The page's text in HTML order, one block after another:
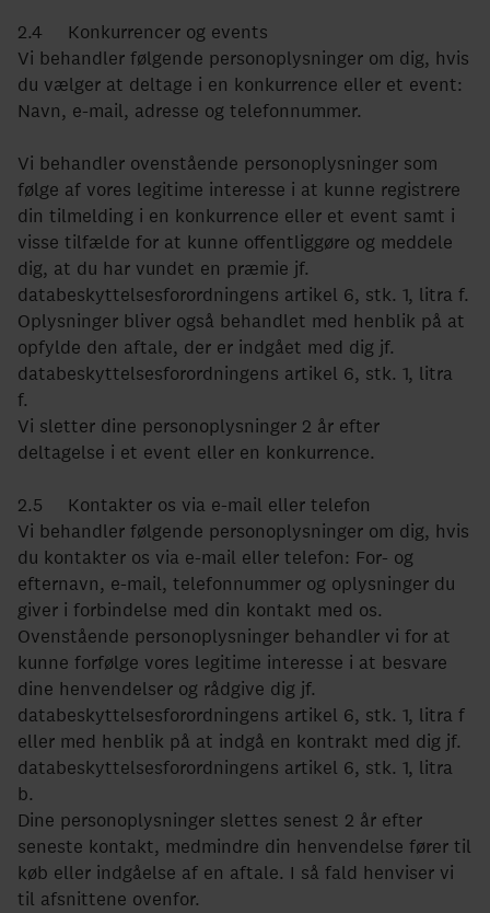
2.4 Konkurrencer og events
Vi behandler følgende personoplysninger om dig, hvis
du vælger at deltage i en konkurrence eller et event:
Navn, e-mail, adresse og telefonnummer.
Vi behandler ovenstående personoplysninger som
følge af vores legitime interesse i at kunne registrere
din tilmelding i en konkurrence eller et event samt i
visse tilfælde for at kunne offentliggøre og meddele
dig, at du har vundet en præmie jf.
databeskyttelsesforordningens artikel 6, stk. 1, litra f.
Oplysninger bliver også behandlet med henblik på at
opfylde den aftale, der er indgået med dig jf.
databeskyttelsesforordningens artikel 6, stk. 1, litra
f.
Vi sletter dine personoplysninger 2 år efter
deltagelse i et event eller en konkurrence.
2.5 Kontakter os via e-mail eller telefon
Vi behandler følgende personoplysninger om dig, hvis
du kontakter os via e-mail eller telefon: For- og
efternavn, e-mail, telefonnummer og oplysninger du
giver i forbindelse med din kontakt med os.
Ovenstående personoplysninger behandler vi for at
kunne forfølge vores legitime interesse i at besvare
dine henvendelser og rådgive dig jf.
databeskyttelsesforordningens artikel 6, stk. 1, litra f
eller med henblik på at indgå en kontrakt med dig jf.
databeskyttelsesforordningens artikel 6, stk. 1, litra
b.
Dine personoplysninger slettes senest 2 år efter
seneste kontakt, medmindre din henvendelse fører til
køb eller indgåelse af en aftale. I så fald henviser vi
til afsnittene ovenfor.